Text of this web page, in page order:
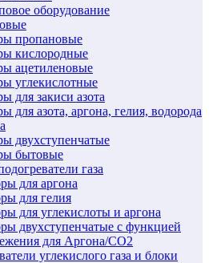
оборудование
пропановые
кислородные
ацетиленовые
углекислотные
для закиси азота
для азота, аргона, гелия, водорода
двухступенчатые
бытовые
газа
для аргона
для гелия
для углекислоты и аргона
двухступенчатые c функцией
для Аргона/СО2
углекислого газа и блоки